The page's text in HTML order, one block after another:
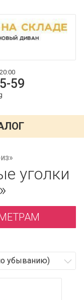
59
уголки